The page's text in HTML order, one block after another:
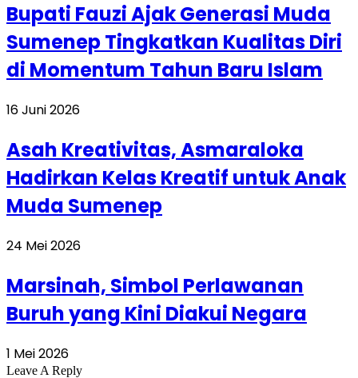
Bupati Fauzi Ajak Generasi Muda
Sumenep Tingkatkan Kualitas Diri
di Momentum Tahun Baru Islam
16 Juni 2026
Asah Kreativitas, Asmaraloka
Hadirkan Kelas Kreatif untuk Anak
Muda Sumenep
24 Mei 2026
Marsinah, Simbol Perlawanan
Buruh yang Kini Diakui Negara
1 Mei 2026
Leave A Reply